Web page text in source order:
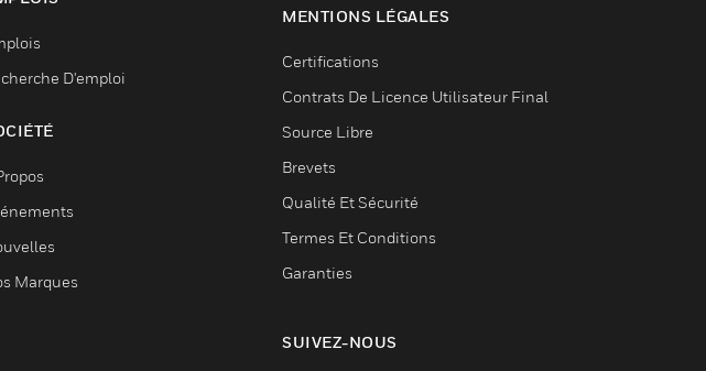
D'emploi
Marques
MENTIONS LÉGALES
Certifications
Contrats De Licence Utilisateur Final
Source Libre
Brevets
Qualité Et Sécurité
Termes Et Conditions
Garanties
SUIVEZ-NOUS